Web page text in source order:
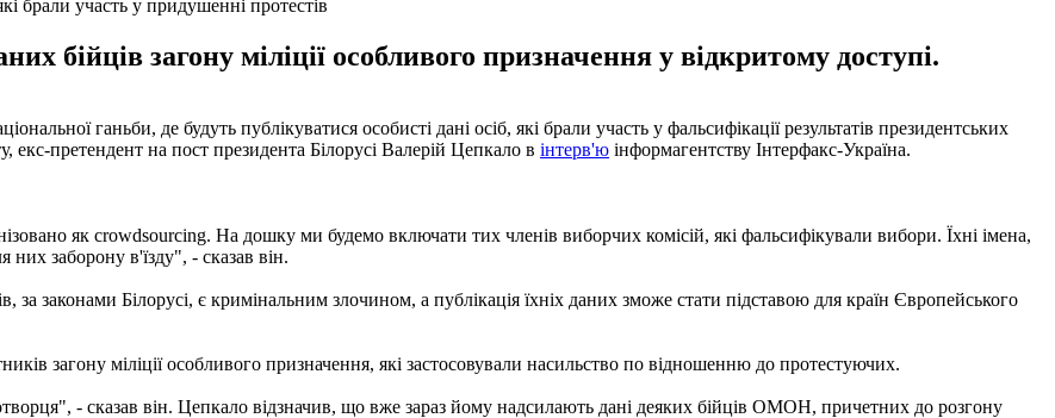
брали участь у придушенні протестів
бійців загону міліції особливого призначення у відкритому доступі.
ганьби, де будуть публікуватися особисті дані осіб, які брали участь у фальсифікації результатів президентських
претендент на пост президента Білорусі Валерій Цепкало в інтерв'ю інформагентству Інтерфакс-Україна.
як crowdsourcing. На дошку ми будемо включати тих членів виборчих комісій, які фальсифікували вибори. Їхні імена,
них заборону в'їзду", - сказав він.
за законами Білорусі, є кримінальним злочином, а публікація їхніх даних зможе стати підставою для країн Європейського
загону міліції особливого призначення, які застосовували насильство по відношенню до протестуючих.
- сказав він. Цепкало відзначив, що вже зараз йому надсилають дані деяких бійців ОМОН, причетних до розгону